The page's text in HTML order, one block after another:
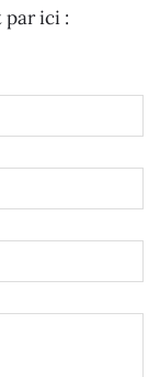
par ici :